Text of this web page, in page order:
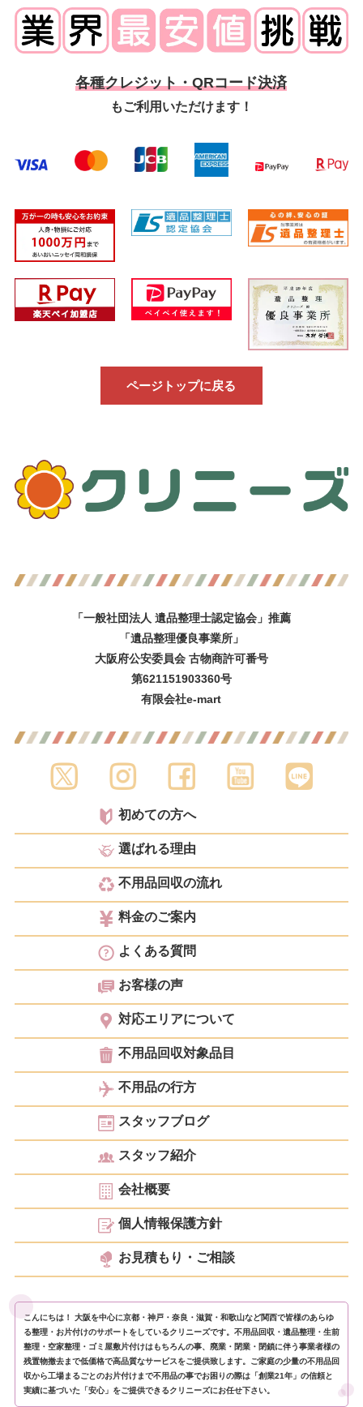
各種クレジット・QRコード決済
もご利用いただけます！
ページトップに戻る
「一般社団法人 遺品整理士認定協会」推薦
「遺品整理優良事業所」
大阪府公安委員会 古物商許可番号
第621151903360号
有限会社e-mart
初めての方へ
選ばれる理由
不用品回収の流れ
料金のご案内
よくある質問
お客様の声
対応エリアについて
不用品回収対象品目
不用品の行方
スタッフブログ
スタッフ紹介
会社概要
個人情報保護方針
お見積もり・ご相談
こんにちは！ 大阪を中心に京都・神戸・奈良・滋賀・和歌山など関西で皆様のあらゆ
る整理・お片付けのサポートをしているクリニーズです。不用品回収・遺品整理・生前
整理・空家整理・ゴミ屋敷片付けはもちろんの事、廃業・閉業・閉鎖に伴う事業者様の
残置物撤去まで低価格で高品質なサービスをご提供致します。ご家庭の少量の不用品回
収から工場まるごとのお片付けまで不用品の事でお困りの際は「創業21年」の信頼と
実績に基づいた「安心」をご提供できるクリニーズにお任せ下さい。